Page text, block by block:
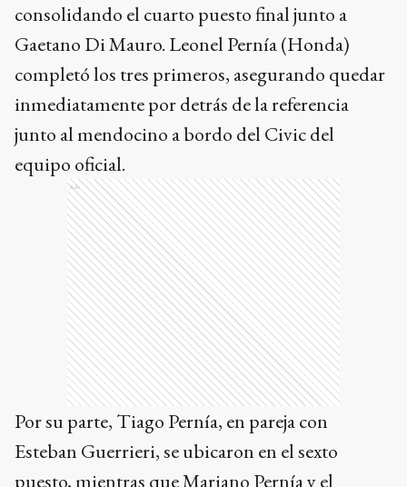
consolidando el cuarto puesto final junto a
Gaetano Di Mauro. Leonel Pernía (Honda)
completó los tres primeros, asegurando quedar
inmediatamente por detrás de la referencia
junto al mendocino a bordo del Civic del
equipo oficial.
Ads
Por su parte, Tiago Pernía, en pareja con
Esteban Guerrieri, se ubicaron en el sexto
puesto, mientras que Mariano Pernía y el